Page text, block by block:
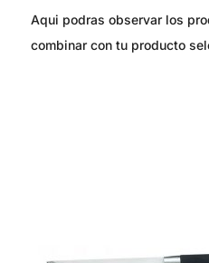
Aqui podras observar los
combinar con tu producto